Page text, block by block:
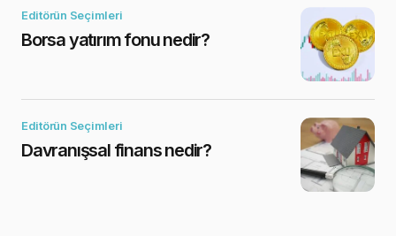
Editörün Seçimleri
Borsa yatırım fonu nedir?
Editörün Seçimleri
Davranışsal finans nedir?